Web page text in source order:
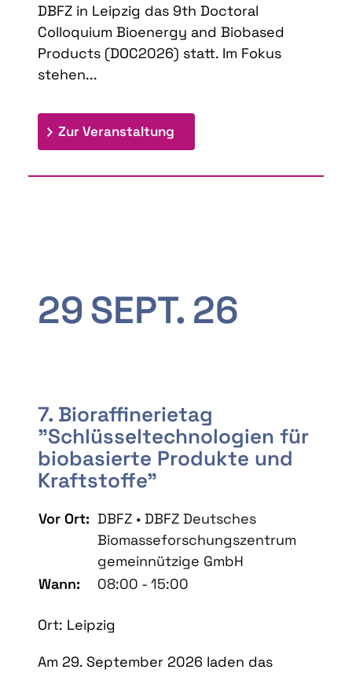
DBFZ in Leipzig das 9th Doctoral
Colloquium Bioenergy and Biobased
Products (DOC2026) statt. Im Fokus
stehen...
Zur Veranstaltung
29SEPT. 26
7. Bioraffinerietag
"Schlüsseltechnologien für
biobasierte Produkte und
Kraftstoffe"
Vor Ort: DBFZ • DBFZ Deutsches
Biomasseforschungszentrum
gemeinnützige GmbH
Wann:
08:00 - 15:00
Ort: Leipzig
Am 29. September 2026 laden das